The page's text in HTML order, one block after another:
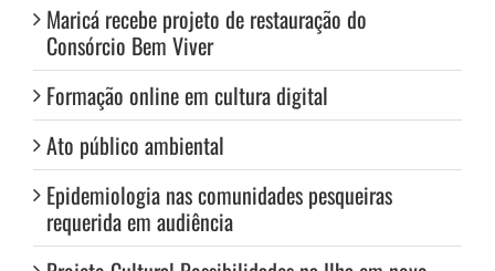
Maricá recebe projeto de restauração do
Consórcio Bem Viver
Formação online em cultura digital
Ato público ambiental
Epidemiologia nas comunidades pesqueiras
requerida em audiência